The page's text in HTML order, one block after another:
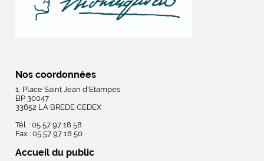
Nos coordonnées
1, Place Saint Jean d'Etampes
BP 30047
33652 LA BREDE CEDEX
Tél. : 05 57 97 18 58
Fax : 05 57 97 18 50
Accueil du public